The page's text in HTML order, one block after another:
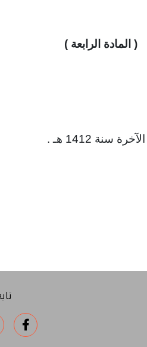
( المادة الرابعة )